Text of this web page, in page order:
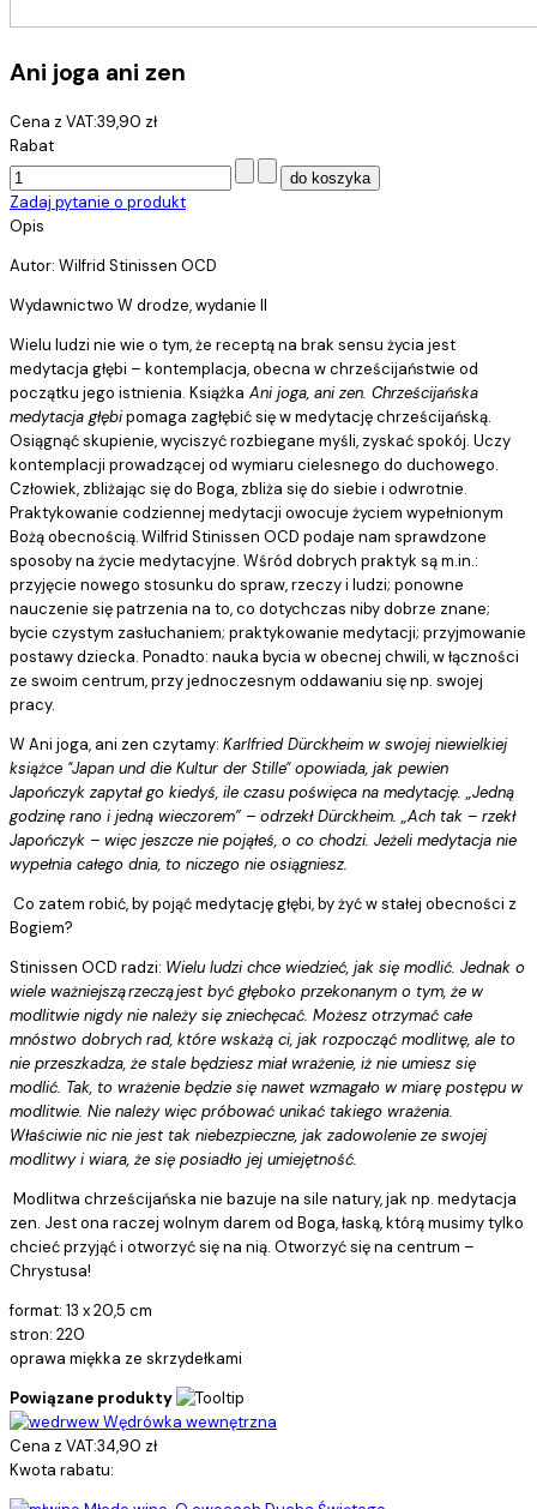
Ani joga ani zen
Cena z VAT:39,90 zł
Rabat
Zadaj pytanie o produkt
Opis
Autor: Wilfrid Stinissen OCD
Wydawnictwo W drodze, wydanie II
Wielu ludzi nie wie o tym, że receptą na brak sensu życia jest
medytacja głębi – kontemplacja, obecna w chrześcijaństwie od
początku jego istnienia. Książka Ani joga, ani zen. Chrześcijańska
medytacja głębipomaga zagłębić się w medytację chrześcijańską.
Osiągnąć skupienie, wyciszyć rozbiegane myśli, zyskać spokój. Uczy
kontemplacji prowadzącej od wymiaru cielesnego do duchowego.
Człowiek, zbliżając się do Boga, zbliża się do siebie i odwrotnie.
Praktykowanie codziennej medytacji owocuje życiem wypełnionym
Bożą obecnością. Wilfrid Stinissen OCD podaje nam sprawdzone
sposoby na życie medytacyjne. Wśród dobrych praktyk są m.in.:
przyjęcie nowego stosunku do spraw, rzeczy i ludzi; ponowne
nauczenie się patrzenia na to, co dotychczas niby dobrze znane;
bycie czystym zasłuchaniem; praktykowanie medytacji; przyjmowanie
postawy dziecka. Ponadto: nauka bycia w obecnej chwili, w łączności
ze swoim centrum, przy jednoczesnym oddawaniu się np. swojej
pracy.
W Ani joga, ani zen czytamy: Karlfried Dürckheim w swojej niewielkiej
książce "Japan und die Kultur der Stille" opowiada, jak pewien
Japończyk zapytał go kiedyś, ile czasu poświęca na medytację. „Jedną
godzinę rano i jedną wieczorem” – odrzekł Dürckheim. „Ach tak – rzekł
Japończyk – więc jeszcze nie pojąłeś, o co chodzi. Jeżeli medytacja nie
wypełnia całego dnia, to niczego nie osiągniesz.
Co zatem robić, by pojąć medytację głębi, by żyć w stałej obecności z
Bogiem?
Stinissen OCD radzi: Wielu ludzi chce wiedzieć, jak się modlić. Jednak o
wiele ważniejszą rzeczą jest być głęboko przekonanym o tym, że w
modlitwie nigdy nie należy się zniechęcać. Możesz otrzymać całe
mnóstwo dobrych rad, które wskażą ci, jak rozpocząć modlitwę, ale to
nie przeszkadza, że stale będziesz miał wrażenie, iż nie umiesz się
modlić. Tak, to wrażenie będzie się nawet wzmagało w miarę postępu w
modlitwie. Nie należy więc próbować unikać takiego wrażenia.
Właściwie nic nie jest tak niebezpieczne, jak zadowolenie ze swojej
modlitwy i wiara, że się posiadło jej umiejętność.
Modlitwa chrześcijańska nie bazuje na sile natury, jak np. medytacja
zen. Jest ona raczej wolnym darem od Boga, łaską, którą musimy tylko
chcieć przyjąć i otworzyć się na nią. Otworzyć się na centrum –
Chrystusa!
format: 13 x 20,5 cm
stron: 220
oprawa miękka ze skrzydełkami
Powiązane produkty
Wędrówka wewnętrzna
Cena z VAT:34,90 zł
Kwota rabatu: